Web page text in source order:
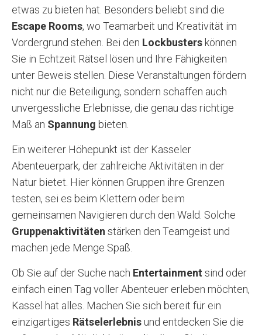
etwas zu bieten hat. Besonders beliebt sind die
Escape Rooms, wo Teamarbeit und Kreativität im
Vordergrund stehen. Bei den Lockbusters können
Sie in Echtzeit Rätsel lösen und Ihre Fähigkeiten
unter Beweis stellen. Diese Veranstaltungen fördern
nicht nur die Beteiligung, sondern schaffen auch
unvergessliche Erlebnisse, die genau das richtige
Maß an Spannung bieten.
Ein weiterer Höhepunkt ist der Kasseler
Abenteuerpark, der zahlreiche Aktivitäten in der
Natur bietet. Hier können Gruppen ihre Grenzen
testen, sei es beim Klettern oder beim
gemeinsamen Navigieren durch den Wald. Solche
Gruppenaktivitäten stärken den Teamgeist und
machen jede Menge Spaß.
Ob Sie auf der Suche nach Entertainment sind oder
einfach einen Tag voller Abenteuer erleben möchten,
Kassel hat alles. Machen Sie sich bereit für ein
einzigartiges Rätselerlebnis und entdecken Sie die